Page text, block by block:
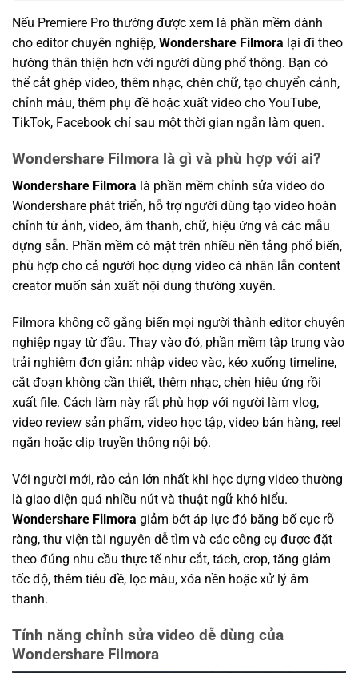
Nếu Premiere Pro thường được xem là phần mềm dành
cho editor chuyên nghiệp, Wondershare Filmora lại đi theo
hướng thân thiện hơn với người dùng phổ thông. Bạn có
thể cắt ghép video, thêm nhạc, chèn chữ, tạo chuyển cảnh,
chỉnh màu, thêm phụ đề hoặc xuất video cho YouTube,
TikTok, Facebook chỉ sau một thời gian ngắn làm quen.
Wondershare Filmora là gì và phù hợp với ai?
Wondershare Filmora là phần mềm chỉnh sửa video do
Wondershare phát triển, hỗ trợ người dùng tạo video hoàn
chỉnh từ ảnh, video, âm thanh, chữ, hiệu ứng và các mẫu
dựng sẵn. Phần mềm có mặt trên nhiều nền tảng phổ biến,
phù hợp cho cả người học dựng video cá nhân lẫn content
creator muốn sản xuất nội dung thường xuyên.
Filmora không cố gắng biến mọi người thành editor chuyên
nghiệp ngay từ đầu. Thay vào đó, phần mềm tập trung vào
trải nghiệm đơn giản: nhập video vào, kéo xuống timeline,
cắt đoạn không cần thiết, thêm nhạc, chèn hiệu ứng rồi
xuất file. Cách làm này rất phù hợp với người làm vlog,
video review sản phẩm, video học tập, video bán hàng, reel
ngắn hoặc clip truyền thông nội bộ.
Với người mới, rào cản lớn nhất khi học dựng video thường
là giao diện quá nhiều nút và thuật ngữ khó hiểu.
Wondershare Filmora giảm bớt áp lực đó bằng bố cục rõ
ràng, thư viện tài nguyên dễ tìm và các công cụ được đặt
theo đúng nhu cầu thực tế như cắt, tách, crop, tăng giảm
tốc độ, thêm tiêu đề, lọc màu, xóa nền hoặc xử lý âm
thanh.
Tính năng chỉnh sửa video dễ dùng của
Wondershare Filmora